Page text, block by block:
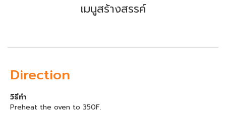
เมนูสร้างสรรค์
Direction
วิธีทำ
Preheat the oven to 350F.